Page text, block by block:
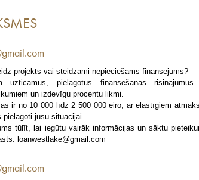
projekts vai steidzami nepieciešams finansējums?
uzticamus, pielāgotus finansēšanas
un izdevīgu procentu likmi.
ir no 10 000 līdz 2 500 000 eiro, ar elastīgiem
pielāgoti jūsu situācijai.
tūlīt, lai iegūtu vairāk informācijas un sāktu
loanwestlake@gmail.com